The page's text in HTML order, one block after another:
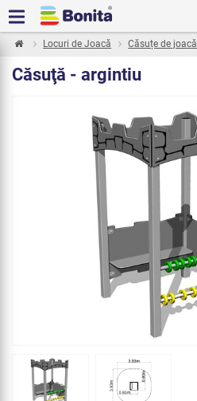
Locuri de Joacă Căsuțe de joacă
Căsuţă - argintiu